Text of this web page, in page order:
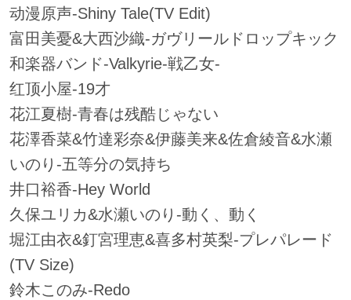
动漫原声-Shiny Tale(TV Edit)
富田美憂&大西沙織-ガヴリールドロップキック
和楽器バンド-Valkyrie-戦乙女-
红顶小屋-19才
花江夏樹-青春は残酷じゃない
花澤香菜&竹達彩奈&伊藤美来&佐倉綾音&水瀬
いのり-五等分の気持ち
井口裕香-Hey World
久保ユリカ&水瀬いのり-動く、動く
堀江由衣&釘宮理恵&喜多村英梨-プレパレード
(TV Size)
鈴木このみ-Redo